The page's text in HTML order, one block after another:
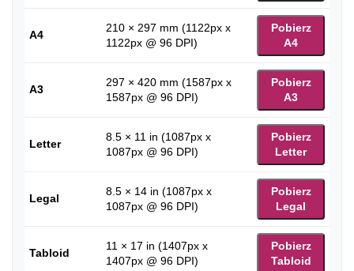
A4
210 × 297 mm (1122px x
1122px @ 96 DPI)
Pobierz
A4
A3
297 × 420 mm (1587px x
1587px @ 96 DPI)
Pobierz
A3
Letter
8.5 × 11 in (1087px x
1087px @ 96 DPI)
Pobierz
Letter
Legal
8.5 × 14 in (1087px x
1087px @ 96 DPI)
Pobierz
Legal
Tabloid
11 × 17 in (1407px x
1407px @ 96 DPI)
Pobierz
Tabloid